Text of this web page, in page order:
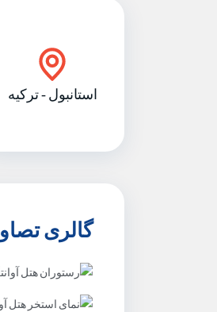
استانبول - ترکیه
گالری